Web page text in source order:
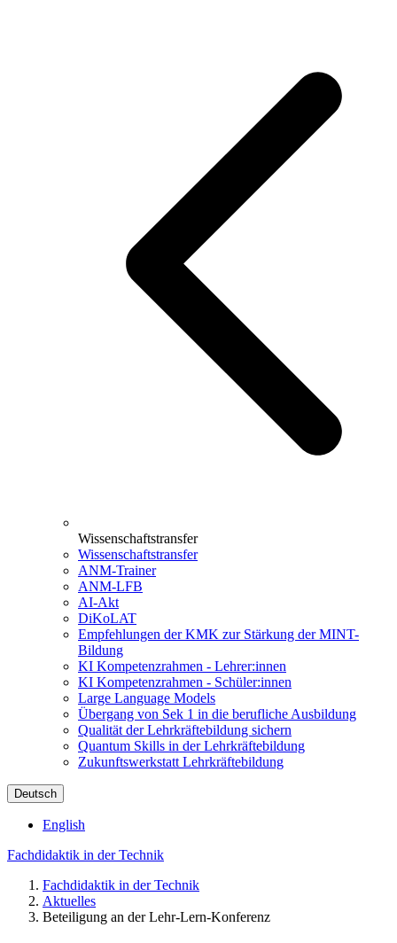
Wissenschaftstransfer
Wissenschaftstransfer
ANM-Trainer
ANM-LFB
AI-Akt
DiKoLAT
Empfehlungen der KMK zur Stärkung der MINT-
Bildung
KI Kompetenzrahmen - Lehrer:innen
KI Kompetenzrahmen - Schüler:innen
Large Language Models
Übergang von Sek 1 in die berufliche Ausbildung
Qualität der Lehrkräftebildung sichern
Quantum Skills in der Lehrkräftebildung
Zukunftswerkstatt Lehrkräftebildung
Deutsch
English
Fachdidaktik in der Technik
Fachdidaktik in der Technik
Aktuelles
Beteiligung an der Lehr-Lern-Konferenz